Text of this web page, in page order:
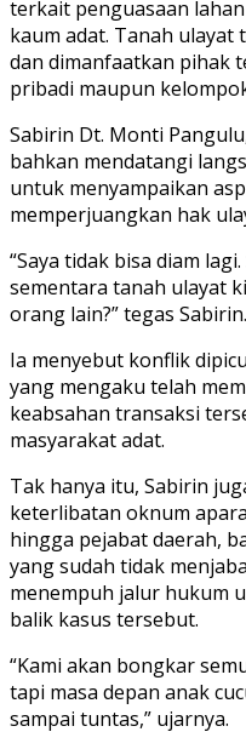
terkait penguasaan
kaum adat. Tanah ulayat
dan dimanfaatkan pihak
pribadi maupun
Sabirin Dt. Monti
bahkan mendatangi
untuk menyampaikan
memperjuangkan hak
“Saya tidak bisa diam
sementara tanah ulayat
orang lain?” tegas Sabirin.
Ia menyebut konflik
yang mengaku telah
keabsahan transaksi
masyarakat adat.
Tak hanya itu, Sabirin
keterlibatan oknum
hingga pejabat daerah,
yang sudah tidak
menempuh jalur hukum
balik kasus tersebut.
“Kami akan bongkar
tapi masa depan anak
sampai tuntas,” ujarnya.